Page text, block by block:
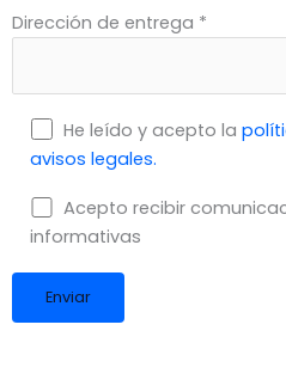
Dirección de entrega *
He leído y acepto la
avisos legales.
Acepto recibir
informativas